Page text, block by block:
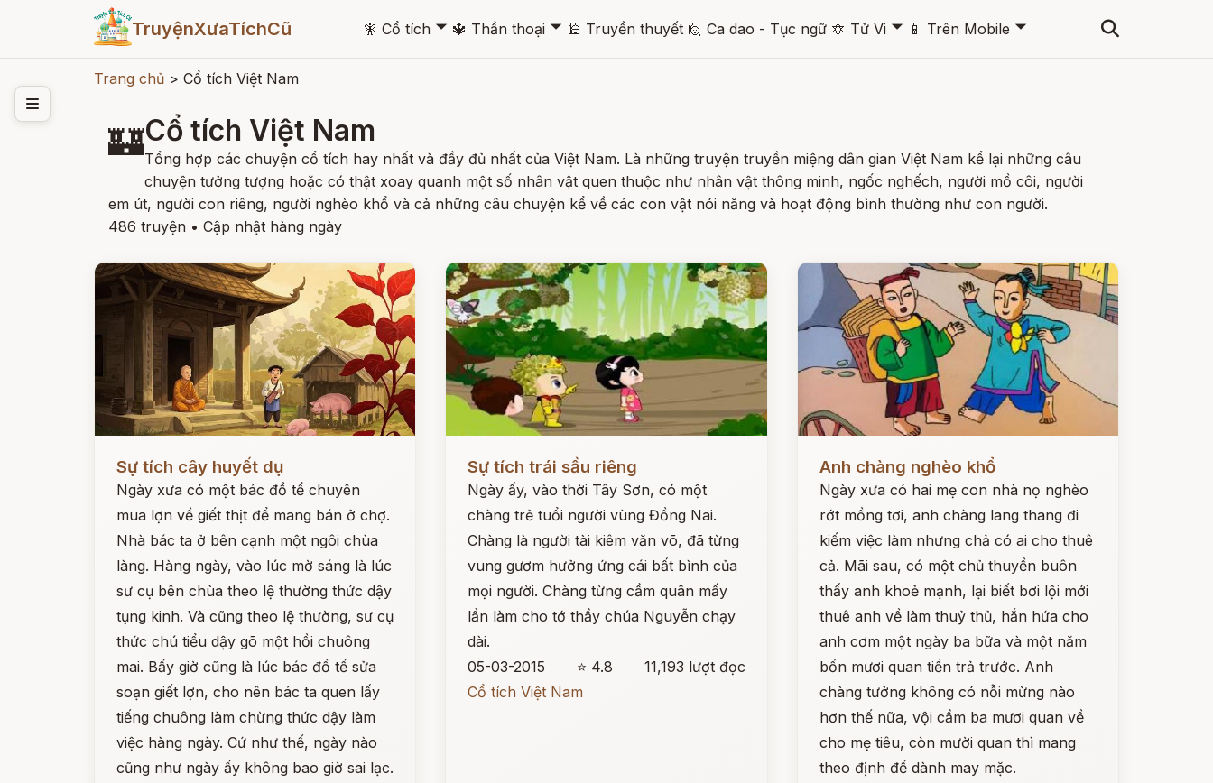
TruyệnXưaTíchCũ 🧚 Cổ tích 🞃 🔱 Thần thoại 🞃 🕌 Truyền thuyết 🙋 Ca dao - Tục ngữ 🔯 Tử Vi 🞃 📱 Trên Mobile 🞃
Trang chủ > Cổ tích Việt Nam
🏰Cổ tích Việt Nam
Tổng hợp các chuyện cổ tích hay nhất và đầy đủ nhất của Việt Nam. Là những truyện truyền miệng dân gian Việt Nam kể lại những câu
chuyện tưởng tượng hoặc có thật xoay quanh một số nhân vật quen thuộc như nhân vật thông minh, ngốc nghếch, người mồ côi, người
em út, người con riêng, người nghèo khổ và cả những câu chuyện kể về các con vật nói năng và hoạt động bình thường như con người.
486 truyện • Cập nhật hàng ngày
Sự tích cây huyết dụ
Ngày xưa có một bác đồ tể chuyên
mua lợn về giết thịt để mang bán ở chợ.
Nhà bác ta ở bên cạnh một ngôi chùa
làng. Hàng ngày, vào lúc mờ sáng là lúc
sư cụ bên chùa theo lệ thường thức dậy
tụng kinh. Và cũng theo lệ thường, sư cụ
thức chú tiểu dậy gõ một hồi chuông
mai. Bấy giờ cũng là lúc bác đồ tể sửa
soạn giết lợn, cho nên bác ta quen lấy
tiếng chuông làm chừng thức dậy làm
việc hàng ngày. Cứ như thế, ngày nào
cũng như ngày ấy không bao giờ sai lạc.
Sự tích trái sầu riêng
Ngày ấy, vào thời Tây Sơn, có một
chàng trẻ tuổi người vùng Đồng Nai.
Chàng là người tài kiêm văn võ, đã từng
vung gươm hưởng ứng cái bất bình của
mọi người. Chàng từng cầm quân mấy
lần làm cho tớ thầy chúa Nguyễn chạy
dài.
05-03-2015
⭐ 4.8
11,193 lượt đọc
Cổ tích Việt Nam
Anh chàng nghèo khổ
Ngày xưa có hai mẹ con nhà nọ nghèo
rớt mồng tơi, anh chàng lang thang đi
kiếm việc làm nhưng chả có ai cho thuê
cả. Mãi sau, có một chủ thuyền buôn
thấy anh khoẻ mạnh, lại biết bơi lội mới
thuê anh về làm thuỷ thủ, hắn hứa cho
anh cơm một ngày ba bữa và một năm
bốn mươi quan tiền trả trước. Anh
chàng tưởng không có nỗi mừng nào
hơn thế nữa, vội cầm ba mươi quan về
cho mẹ tiêu, còn mười quan thì mang
theo định để dành may mặc.